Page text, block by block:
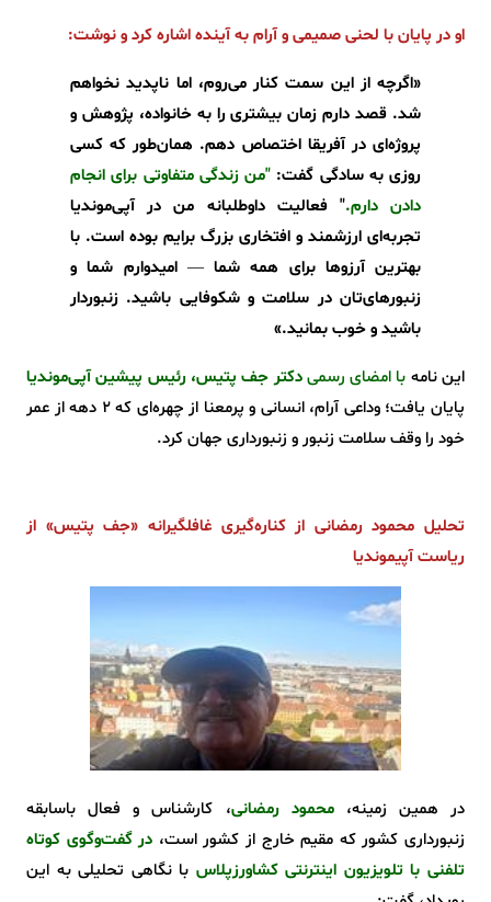
او در پایان با لحنی صمیمی و آرام به آینده اشاره کرد و نوشت:
«اگرچه از این سمت کنار می‌روم، اما ناپدید نخواهم
شد. قصد دارم زمان بیشتری را به خانواده، پژوهش و
پروژه‌ای در آفریقا اختصاص دهم. همان‌طور که کسی
روزی به سادگی گفت: "من زندگی متفاوتی برای انجام
دادن دارم." فعالیت داوطلبانه من در آپی‌موندیا
تجربه‌ای ارزشمند و افتخاری بزرگ برایم بوده است. با
بهترین آرزوها برای همه شما — امیدوارم شما و
زنبورهای‌تان در سلامت و شکوفایی باشید. زنبوردار
باشید و خوب بمانید.»
این نامه با امضای رسمیدکتر جف پتیس، رئیس پیشین آپی‌موندیا
پایان یافت؛ وداعی آرام، انسانی و پرمعنا از چهره‌ای که 2 دهه از عمر
خود را وقف سلامت زنبور و زنبورداری جهان کرد.
تحلیل محمود رمضانی از کناره‌گیری غافلگیرانه «جف پتیس» از
ریاست آپیموندیا
در همین زمینه،محمود رمضانی، کارشناس و فعال باسابقه
زنبورداری کشور که مقیم خارج از کشور است، در گفت‌وگوی کوتاه
تلفنی با تلویزیون اینترنتی کشاورزپلاس با نگاهی تحلیلی به این